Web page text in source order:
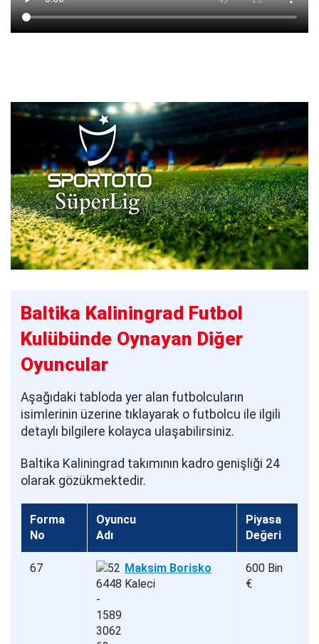
Baltika Kaliningrad Futbol
Kulübünde Oynayan Diğer
Oyuncular
Aşağıdaki tabloda yer alan futbolcuların
isimlerinin üzerine tıklayarak o futbolcu ile ilgili
detaylı bilgilere kolayca ulaşabilirsiniz.
Baltika Kaliningrad takımının kadro genişliği 24
olarak gözükmektedir.
Forma
No
Oyuncu
Adı
Piyasa
Değeri
67
Maksim Borisko
Kaleci
600 Bin
€